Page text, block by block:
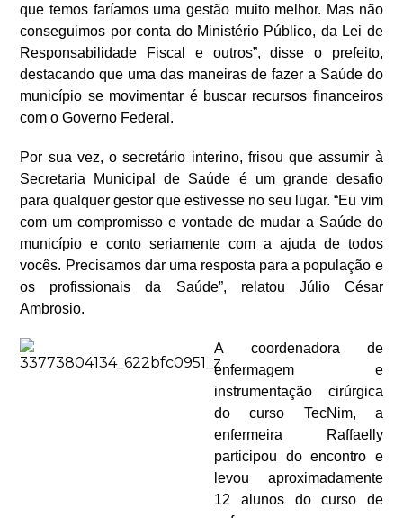
que temos faríamos uma gestão muito melhor. Mas não
conseguimos por conta do Ministério Público, da Lei de
Responsabilidade Fiscal e outros”,disse o prefeito,
destacando que uma das maneiras de fazer a Saúde do
município se movimentar é buscar recursos financeiros
com o Governo Federal.
Por sua vez, o secretário interino, frisouque assumir à
Secretaria Municipal de Saúde é um grande desafio
para qualquer gestor que estivesse no seu lugar. “Eu vim
com um compromisso e vontade de mudar a Saúde do
município e conto seriamente com a ajuda de todos
vocês. Precisamos dar uma resposta para a população e
os profissionais da Saúde”, relatou Júlio César
Ambrosio.
A coordenadora de
enfermagem e
instrumentação cirúrgica
do curso TecNim, a
enfermeira Raffaelly
participou do encontro e
levou aproximadamente
12 alunos do curso de